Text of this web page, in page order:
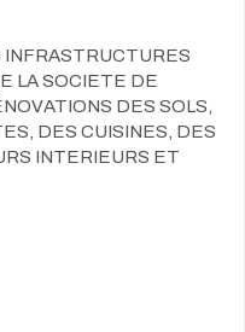
LA SOCIETE DE
DES SOLS,
DES CUISINES, DES
INTERIEURS ET